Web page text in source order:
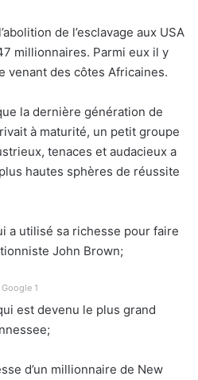
de l’esclavage aux USA
millionnaires. Parmi eux il y
venant des côtes Africaines.
la dernière génération de
à maturité, un petit groupe
tenaces et audacieux a
hautes sphères de réussite
a utilisé sa richesse pour faire
John Brown;
Google 1
est devenu le plus grand
d’un millionnaire de New